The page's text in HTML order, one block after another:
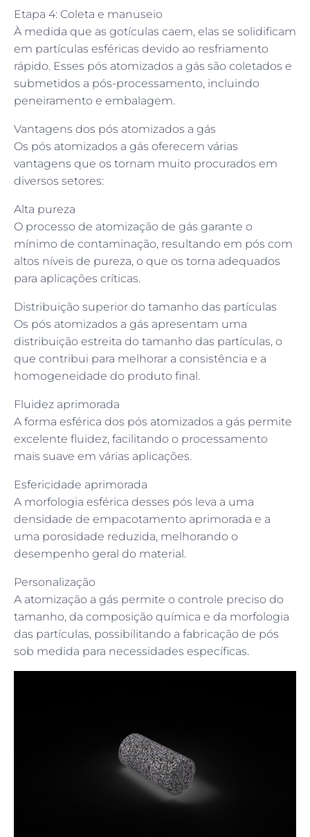
Etapa 4: Coleta e manuseio
À medida que as gotículas caem, elas se solidificam
em partículas esféricas devido ao resfriamento
rápido. Esses pós atomizados a gás são coletados e
submetidos a pós-processamento, incluindo
peneiramento e embalagem.
Vantagens dos pós atomizados a gás
Os pós atomizados a gás oferecem várias
vantagens que os tornam muito procurados em
diversos setores:
Alta pureza
O processo de atomização de gás garante o
mínimo de contaminação, resultando em pós com
altos níveis de pureza, o que os torna adequados
para aplicações críticas.
Distribuição superior do tamanho das partículas
Os pós atomizados a gás apresentam uma
distribuição estreita do tamanho das partículas, o
que contribui para melhorar a consistência e a
homogeneidade do produto final.
Fluidez aprimorada
A forma esférica dos pós atomizados a gás permite
excelente fluidez, facilitando o processamento
mais suave em várias aplicações.
Esfericidade aprimorada
A morfologia esférica desses pós leva a uma
densidade de empacotamento aprimorada e a
uma porosidade reduzida, melhorando o
desempenho geral do material.
Personalização
A atomização a gás permite o controle preciso do
tamanho, da composição química e da morfologia
das partículas, possibilitando a fabricação de pós
sob medida para necessidades específicas.